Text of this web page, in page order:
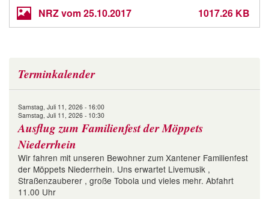
NRZ vom 25.10.2017 1017.26 KB
Terminkalender
Samstag, Juli 11, 2026 - 16:00
Samstag, Juli 11, 2026 - 10:30
Ausflug zum Familienfest der Möppets
Niederrhein
Wir fahren mit unseren Bewohner zum Xantener Familienfest
der Möppets Niederrhein. Uns erwartet Livemusik ,
Straßenzauberer , große Tobola und vieles mehr. Abfahrt
11.00 Uhr